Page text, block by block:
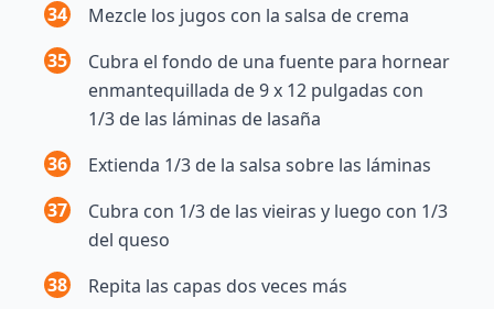
34
Mezcle los jugos con la salsa de crema
35
Cubra el fondo de una fuente para hornear
enmantequillada de 9 x 12 pulgadas con
1/3 de las láminas de lasaña
36
Extienda 1/3 de la salsa sobre las láminas
37
Cubra con 1/3 de las vieiras y luego con 1/3
del queso
38
Repita las capas dos veces más